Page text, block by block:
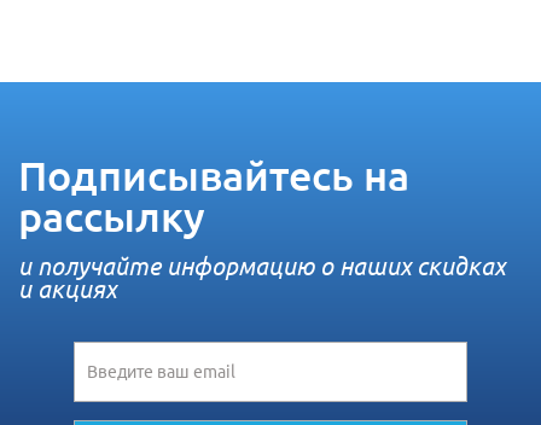
Подписывайтесь на
рассылку
и получайте информацию о наших скидках
и акциях